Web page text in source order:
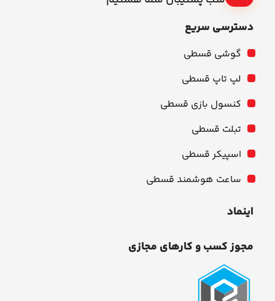
دسترسی سریع
گوشی قسطی
لپ تاپ قسطی
کنسول بازی قسطی
تبلت قسطی
اسپیکر قسطی
ساعت هوشمند قسطی
اینماد
مجوز کسب و کارهای مجازی